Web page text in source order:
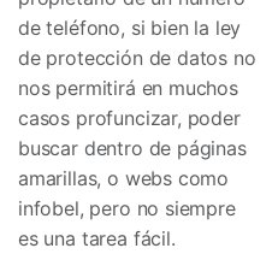
de teléfono, si bien la ley
de protección de datos no
nos permitirá en muchos
casos profuncizar, poder
buscar dentro de páginas
amarillas, o webs como
infobel, pero no siempre
es una tarea fácil.